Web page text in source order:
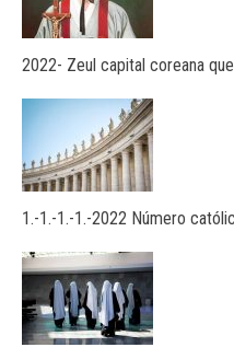
2022- Zeul capital coreana
1.-1.-1.-1.-2022 Número